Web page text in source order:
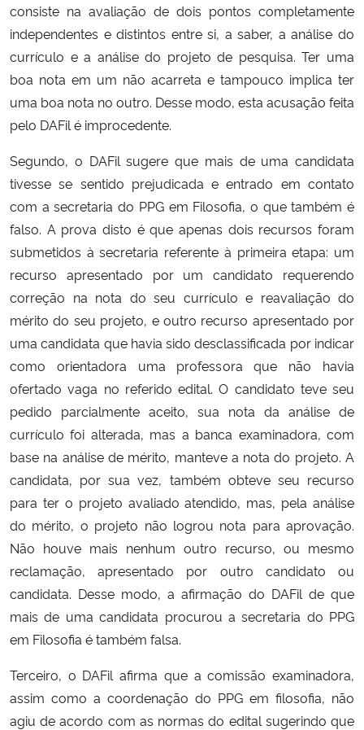
consiste na avaliação de dois pontos completamente
independentes e distintos entre si, a saber, a análise do
currículo e a análise do projeto de pesquisa. Ter uma
boa nota em um não acarreta e tampouco implica ter
uma boa nota no outro. Desse modo, esta acusação feita
pelo DAFil é improcedente.
Segundo, o DAFil sugere que mais de uma candidata
tivesse se sentido prejudicada e entrado em contato
com a secretaria do PPG em Filosofia, o que também é
falso. A prova disto é que apenas dois recursos foram
submetidos à secretaria referente à primeira etapa: um
recurso apresentado por um candidato requerendo
correção na nota do seu currículo e reavaliação do
mérito do seu projeto, e outro recurso apresentado por
uma candidata que havia sido desclassificada por indicar
como orientadora uma professora que não havia
ofertado vaga no referido edital. O candidato teve seu
pedido parcialmente aceito, sua nota da análise de
currículo foi alterada, mas a banca examinadora, com
base na análise de mérito, manteve a nota do projeto. A
candidata, por sua vez, também obteve seu recurso
para ter o projeto avaliado atendido, mas, pela análise
do mérito, o projeto não logrou nota para aprovação.
Não houve mais nenhum outro recurso, ou mesmo
reclamação, apresentado por outro candidato ou
candidata. Desse modo, a afirmação do DAFil de que
mais de uma candidata procurou a secretaria do PPG
em Filosofia é também falsa.
Terceiro, o DAFil afirma que a comissão examinadora,
assim como a coordenação do PPG em filosofia, não
agiu de acordo com as normas do edital sugerindo que